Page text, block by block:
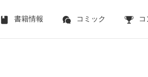
書籍情報 コミック コ